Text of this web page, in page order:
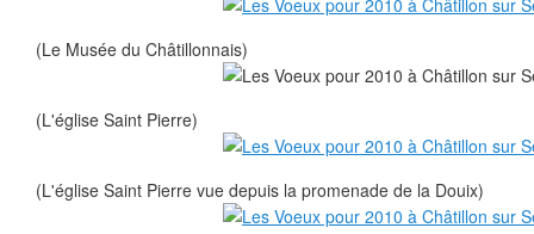
(Le Musée du Châtillonnais)
(L'église Saint Pierre)
(L'église Saint Pierre vue depuis la promenade de la Douix)